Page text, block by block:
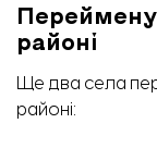
районі
Ще два села
районі: